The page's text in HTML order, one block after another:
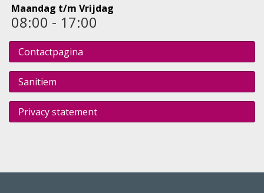
Maandag t/m Vrijdag
08:00 - 17:00
Contactpagina
Sanitiem
Privacy statement